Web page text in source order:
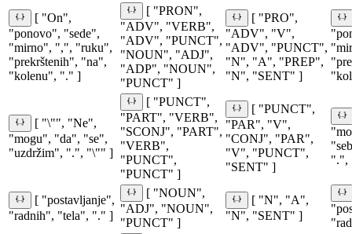
[ "On",
"ponovo", "sede",
"mirno", ",", "ruku",
"prekrštenih", "na",
"kolenu", "." ]
[ "PRON",
"ADV", "VERB",
"ADV", "PUNCT",
"NOUN", "ADJ",
"ADP", "NOUN",
"PUNCT" ]
[ "PRO",
"ADV", "V",
"ADV", "PUNCT",
"N", "A", "PREP",
"N", "SENT" ]
[ "\"", "Ne",
"mogu", "da", "se",
"uzdržim", ".", "\"" ]
[ "PUNCT",
"PART", "VERB",
"SCONJ", "PART",
"VERB",
"PUNCT",
"PUNCT" ]
[ "PUNCT",
"PAR", "V",
"CONJ", "PAR",
"V", "PUNCT",
"SENT" ]
".",
[ "postavljanje",
"radnih", "tela", "." ]
[ "NOUN",
"ADJ", "NOUN",
"PUNCT" ]
[ "N", "A",
"N", "SENT" ]